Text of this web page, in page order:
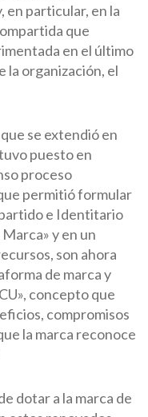
en particular, en la
que
en el último
la organización, el
se extendió en
puesto en
proceso
permitió formular
e Identitario
y en un
son ahora
de marca y
concepto que
compromisos
la marca reconoce
dotar a la marca de